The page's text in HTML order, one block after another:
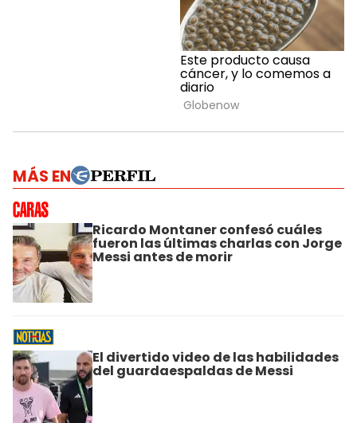
MÁS EN
Ricardo Montaner confesó cuáles
fueron las últimas charlas con Jorge
Messi antes de morir
El divertido video de las habilidades
del guardaespaldas de Messi